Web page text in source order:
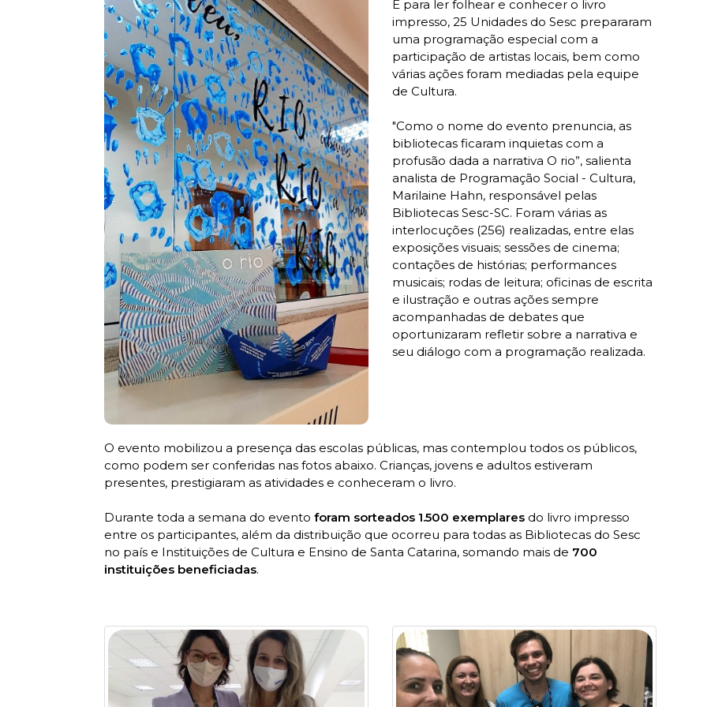
E para ler folhear e conhecer o livro
impresso, 25 Unidades do Sesc prepararam
uma programação especial com a
participação de artistas locais, bem como
várias ações foram mediadas pela equipe
de Cultura.
"Como o nome do evento prenuncia, as
bibliotecas ficaram inquietas com a
profusão dada a narrativa O rio”, salienta
analista de Programação Social - Cultura,
Marilaine Hahn, responsável pelas
Bibliotecas Sesc-SC. Foram várias as
interlocuções (256) realizadas, entre elas
exposições visuais; sessões de cinema;
contações de histórias; performances
musicais; rodas de leitura; oficinas de escrita
e ilustração e outras ações sempre
acompanhadas de debates que
oportunizaram refletir sobre a narrativa e
seu diálogo com a programação realizada.
O evento mobilizou a presença das escolas públicas, mas contemplou todos os públicos,
como podem ser conferidas nas fotos abaixo. Crianças, jovens e adultos estiveram
presentes, prestigiaram as atividades e conheceram o livro.
Durante toda a semana do evento foram sorteados 1.500 exemplares do livro impresso
entre os participantes, além da distribuição que ocorreu para todas as Bibliotecas do Sesc
no país e Instituições de Cultura e Ensino de Santa Catarina, somando mais de 700
instituições beneficiadas.